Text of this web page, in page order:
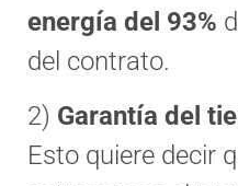
energía del 93%
del contrato.
2) Garantía del
Esto quiere decir